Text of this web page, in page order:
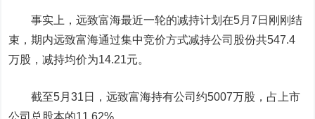
事实上，远致富海最近一轮的减持计划在5月7日刚刚结
束，期内远致富海通过集中竞价方式减持公司股份共547.4
万股，减持均价为14.21元。
截至5月31日，远致富海持有公司约5007万股，占上市
公司总股本的11.62%。